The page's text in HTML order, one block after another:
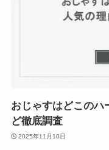
おじゃすはどこのハ
ど徹底調査
2025年11月10日